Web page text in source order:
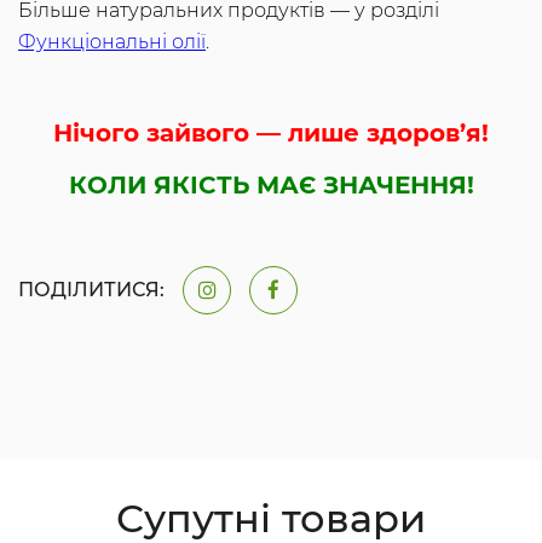
Більше натуральних продуктів — у розділі
Функціональні олії.
Нічого зайвого — лише здоров’я!
КОЛИ ЯКІСТЬ МАЄ ЗНАЧЕННЯ!
ПОДІЛИТИСЯ:
Супутні товари